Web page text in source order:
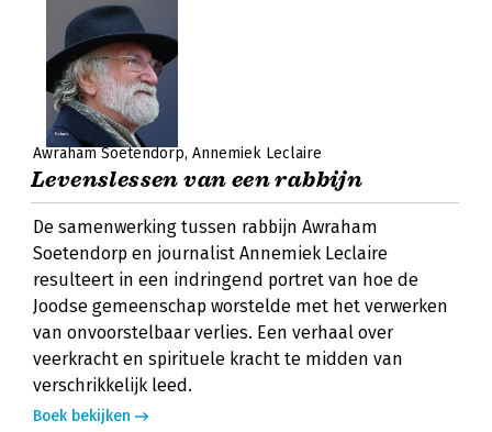
Awraham Soetendorp Annemiek Leclaire
Levenslessen van een rabbijn
De samenwerking tussen rabbijn Awraham
Soetendorp en journalist Annemiek Leclaire
resulteert in een indringend portret van hoe de
Joodse gemeenschap worstelde met het verwerken
van onvoorstelbaar verlies. Een verhaal over
veerkracht en spirituele kracht te midden van
verschrikkelijk leed.
Boek bekijken